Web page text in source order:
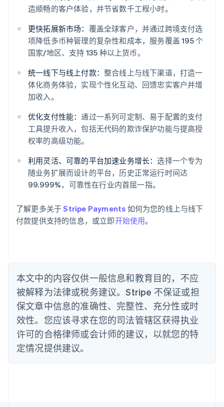
造顺畅的客户体验，并节省数千工程小时。
更快拓展新市场： 覆盖全球客户，并通过跨境支付选
项降低多币种管理的复杂性和成本，服务覆盖 195 个
国家/地区、支持 135 种以上货币。
统一线下与线上付款： 整合线上与线下渠道，打造一
体化商务体验，实现个性化互动、回馈忠实客户并增
加收入。
优化支付性能：通过一系列可定制、易于配置的支付
工具提升收入，包括无代码的欺诈保护功能与提高授
权率的高级功能。
利用灵活、可靠的平台加速业务增长：选择一个专为
随业务扩展而设计的平台，历史正常运行时间达
99.999%，可靠性在行业内首屈一指。
了解更多关于Stripe Payments 如何为您的线上与线下
付款提供支持的信息，或立即开始使用。
本文中的内容仅供一般信息和教育目的，不应
被解释为法律或税务建议。Stripe 不保证或担
保文章中信息的准确性、完整性、充分性或时
效性。您应该寻求在您的司法管辖区获得执业
许可的合格律师或会计师的建议，以就您的特
定情况提供建议。
阿联酋
爱尔兰
English
爱沙尼亚
English
奥地利
DeutschEnglish
澳大利亚
English
Português English
保加利亚
English
丹麦
English
德国
DeutschEnglish
法国
FrançaisEnglish
芬兰
EnglishSvenska